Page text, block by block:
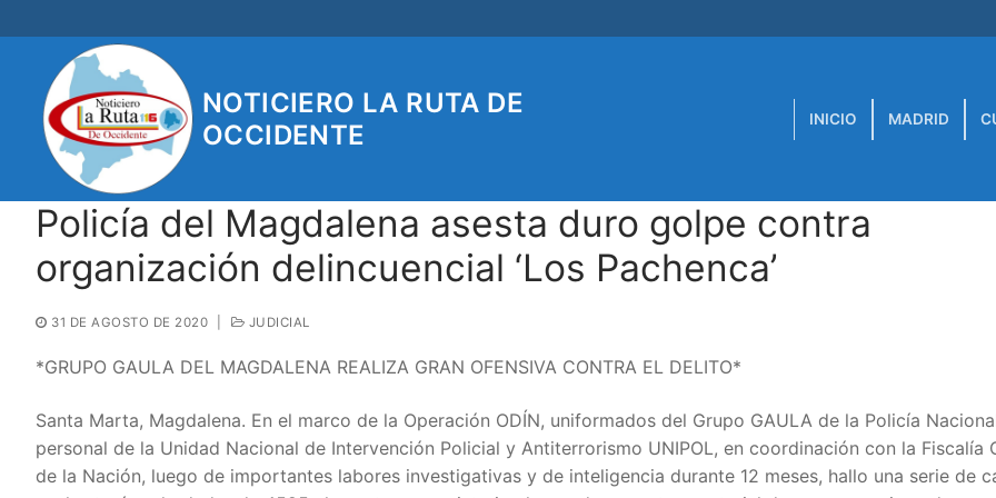
al
contenido
NOTICIERO LA RUTA DE
OCCIDENTE
INICIO MADRID
Policía del Magdalena asesta duro golpe contra
organización delincuencial ‘Los Pachenca’
31 DE AGOSTO DE 2020 JUDICIAL
*GRUPO GAULA DEL MAGDALENA REALIZA GRAN OFENSIVA CONTRA EL DELITO*
Santa Marta, Magdalena. En el marco de la Operación ODÍN, uniformados del Grupo GAULA de la Policía
personal de la Unidad Nacional de Intervención Policial y Antiterrorismo UNIPOL, en coordinación con la Fiscalía
de la Nación, luego de importantes labores investigativas y de inteligencia durante 12 meses, hallo una serie de